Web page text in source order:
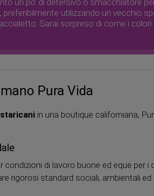
utilizzando un vecchio
Sarai sorpreso di come i colori
Pura Vida
in una boutique californiana,
di lavoro buone ed eque per i
rigorosi standard sociali, ambientali